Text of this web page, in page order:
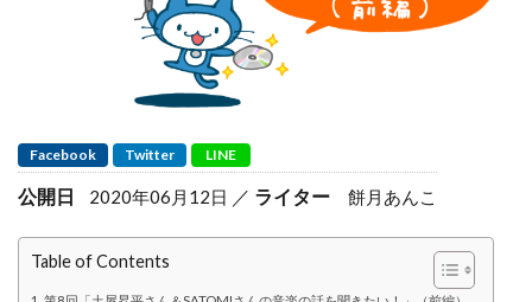
Facebook Twitter LINE
公開日 2020年06月12日 ライター 餅月あんこ
Table of Contents